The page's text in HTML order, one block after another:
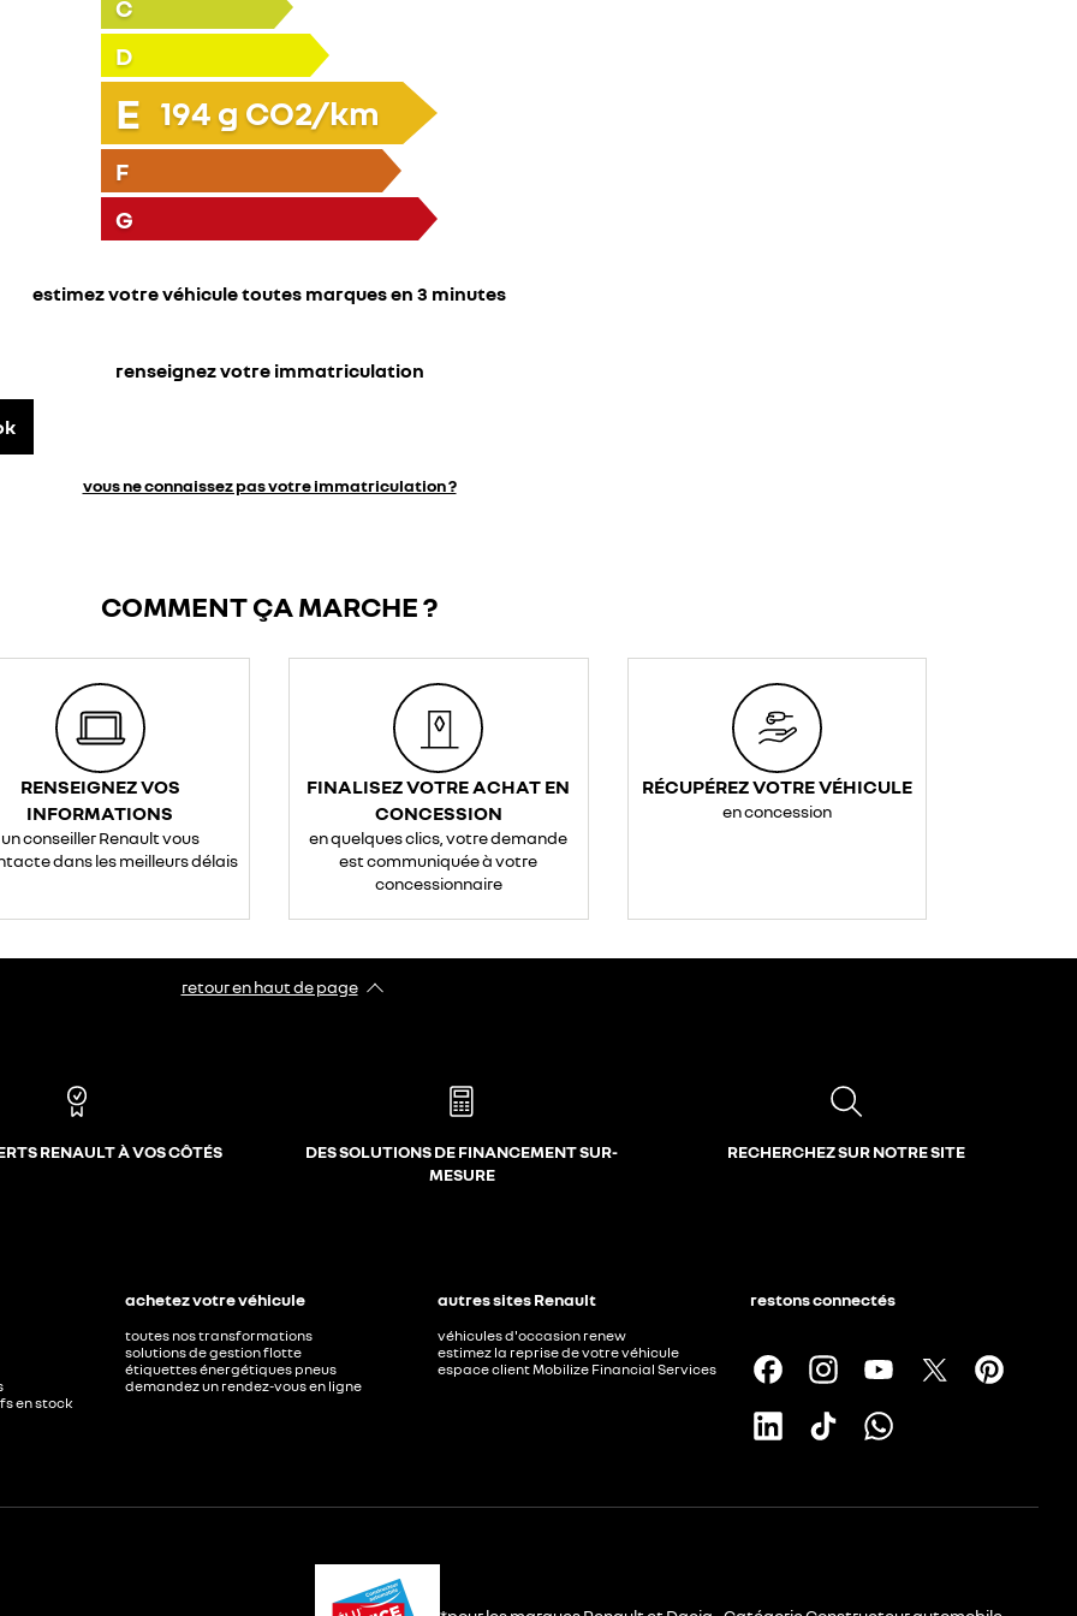
C
D
E 194 g CO2/km
F
G
estimez votre véhicule toutes marques en 3 minutes
renseignez votre immatriculation
vous ne connaissez pas votre immatriculation ?
COMMENT ÇA MARCHE ?
RENSEIGNEZ VOS
INFORMATIONS
un conseiller Renault vous
dans les meilleurs délais
FINALISEZ VOTRE ACHAT EN
CONCESSION
en quelques clics, votre demande
est communiquée à votre
concessionnaire
RÉCUPÉREZ VOTRE VÉHICULE
en concession
retour en haut de page​
RENAULT À VOS CÔTÉS
DES SOLUTIONS DE FINANCEMENT SUR-
MESURE
RECHERCHEZ SUR NOTRE SITE
en stock
achetez votre véhicule
toutes nos transformations
solutions de gestion flotte
étiquettes énergétiques pneus
demandez un rendez-vous en ligne
autres sites Renault
véhicules d'occasion renew
estimez la reprise de votre véhicule
espace client Mobilize Financial Services
restons connectés